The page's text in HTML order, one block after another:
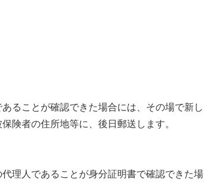
ることが確認できた場合には、その場で新し
険者の住所地等に、後日郵送します。
理人であることが身分証明書で確認できた場